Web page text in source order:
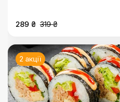
289 ₴ 319 ₴
2 акції